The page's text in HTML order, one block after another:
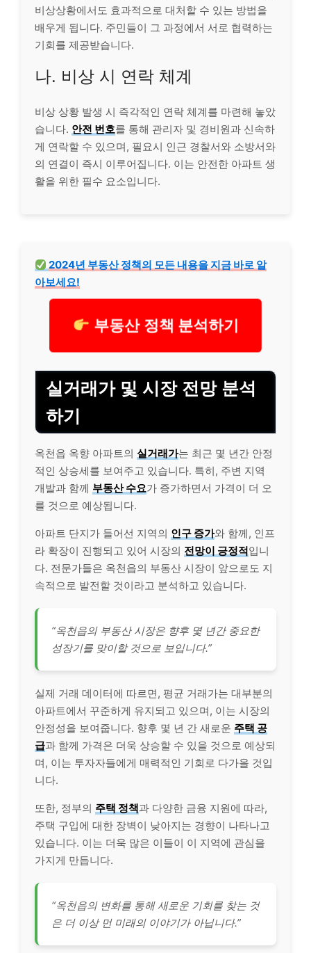
비상상황에서도 효과적으로 대처할 수 있는 방법을
배우게 됩니다. 주민들이 그 과정에서 서로 협력하는
기회를 제공받습니다.
나. 비상 시 연락 체계
비상 상황 발생 시 즉각적인 연락 체계를 마련해 놓았
습니다. 안전 번호를 통해 관리자 및 경비원과 신속하
게 연락할 수 있으며, 필요시 인근 경찰서와 소방서와
의 연결이 즉시 이루어집니다. 이는 안전한 아파트 생
활을 위한 필수 요소입니다.
2024년 부동산 정책의 모든 내용을 지금 바로 알
아보세요!
부동산 정책 분석하기
실거래가 및 시장 전망 분석
하기
옥천읍 옥향 아파트의 실거래가는 최근 몇 년간 안정
적인 상승세를 보여주고 있습니다. 특히, 주변 지역
개발과 함께 부동산 수요가 증가하면서 가격이 더 오
를 것으로 예상됩니다.
아파트 단지가 들어선 지역의 인구 증가와 함께, 인프
라 확장이 진행되고 있어 시장의 전망이 긍정적입니
다. 전문가들은 옥천읍의 부동산 시장이 앞으로도 지
속적으로 발전할 것이라고 분석하고 있습니다.
“옥천읍의 부동산 시장은 향후 몇 년간 중요한
성장기를 맞이할 것으로 보입니다.”
실제 거래 데이터에 따르면, 평균 거래가는 대부분의
아파트에서 꾸준하게 유지되고 있으며, 이는 시장의
안정성을 보여줍니다. 향후 몇 년 간 새로운 주택 공
급과 함께 가격은 더욱 상승할 수 있을 것으로 예상되
며, 이는 투자자들에게 매력적인 기회로 다가올 것입
니다.
또한, 정부의 주택 정책과 다양한 금융 지원에 따라,
주택 구입에 대한 장벽이 낮아지는 경향이 나타나고
있습니다. 이는 더욱 많은 이들이 이 지역에 관심을
가지게 만듭니다.
“옥천읍의 변화를 통해 새로운 기회를 찾는 것
은 더 이상 먼 미래의 이야기가 아닙니다.”